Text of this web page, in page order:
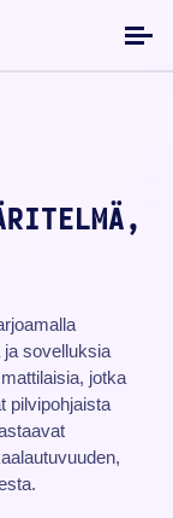
ja sovelluksia
jotka
pilvipohjaista